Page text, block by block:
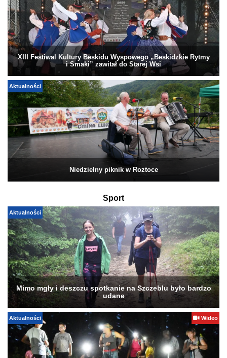
XIII Festiwal Kultury Beskidu Wyspowego „Beskidzkie Rytmy
i Smaki” zawitał do Starej Wsi
Aktualności
Niedzielny piknik w Roztoce
Sport
Aktualności
Mimo mgły i deszczu spotkanie na Szczeblu było bardzo
udane
Aktualności Wideo